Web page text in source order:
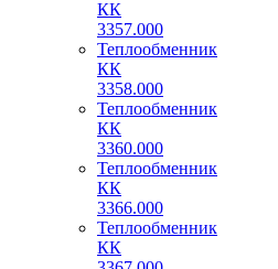
КК
3357.000
Теплообменник
КК
3358.000
Теплообменник
КК
3360.000
Теплообменник
КК
3366.000
Теплообменник
КК